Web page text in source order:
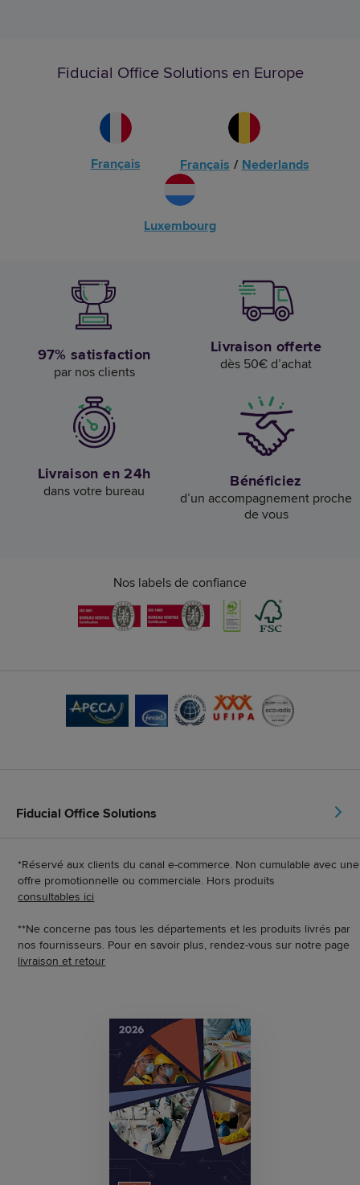
Fiducial Office Solutions en Europe
Français Français / Nederlands
Luxembourg
97% satisfaction
par nos clients
Livraison offerte
dès 50€ d’achat
Livraison en 24h
dans votre bureau Bénéficiez
d’un accompagnement proche
de vous
Nos labels de confiance
Fiducial Office Solutions
*Réservé aux clients du canal e-commerce. Non cumulable avec une
offre promotionnelle ou commerciale. Hors produits
consultables ici
**Ne concerne pas tous les départements et les produits livrés par
nos fournisseurs. Pour en savoir plus, rendez-vous sur notre page
livraison et retour